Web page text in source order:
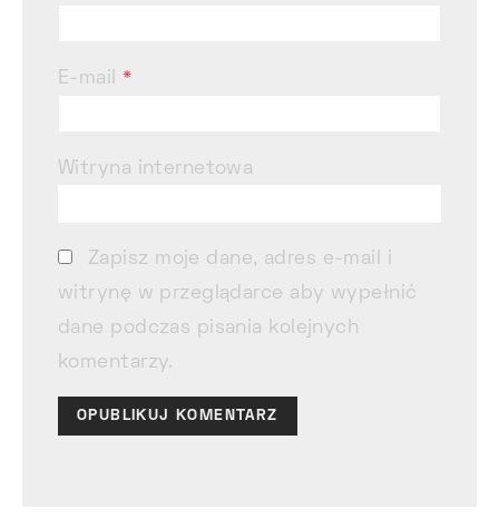
E-mail*
Witryna internetowa
Zapisz moje dane, adres e-mail i
witrynę w przeglądarce aby wypełnić
dane podczas pisania kolejnych
komentarzy.